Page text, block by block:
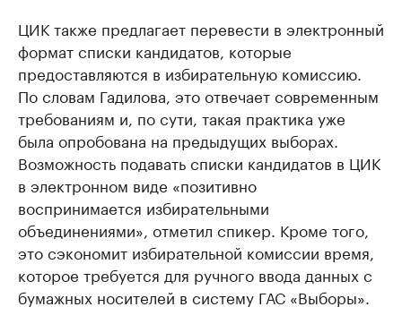
ЦИК также предлагает перевести в электронный
формат списки кандидатов, которые
предоставляются в избирательную комиссию.
По словам Гадилова, это отвечает современным
требованиям и, по сути, такая практика уже
была опробована на предыдущих выборах.
Возможность подавать списки кандидатов в ЦИК
в электронном виде «позитивно
воспринимается избирательными
объединениями», отметил спикер. Кроме того,
это сэкономит избирательной комиссии время,
которое требуется для ручного ввода данных с
бумажных носителей в систему ГАС «Выборы».